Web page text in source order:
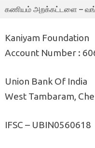
கணியம் அறக்கட்டளை –
Kaniyam Foundation
Account Number :
Union Bank Of India
West Tambaram,
IFSC – UBIN0560618